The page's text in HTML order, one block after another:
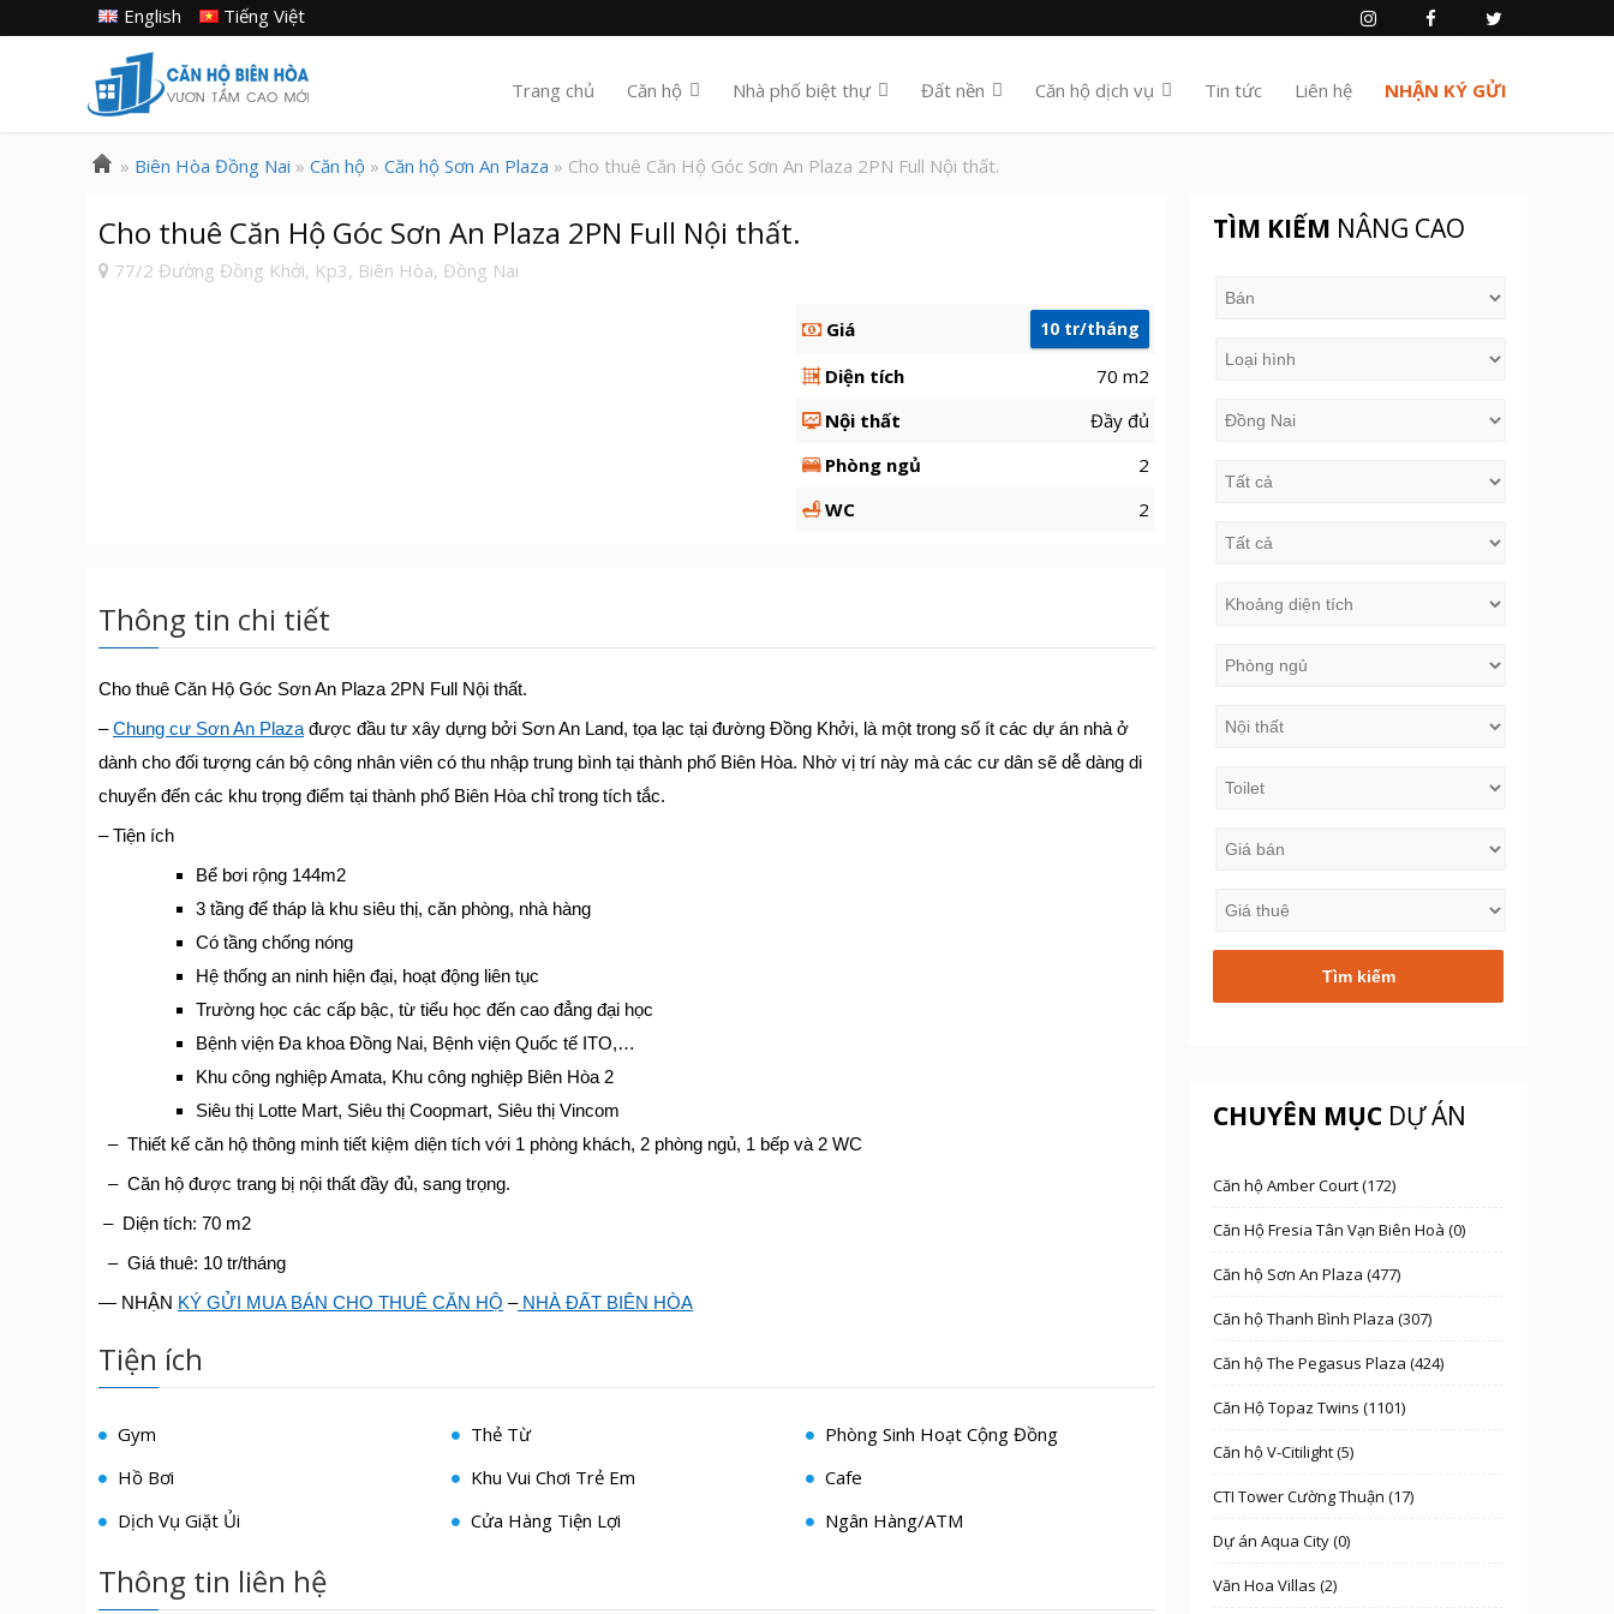
Tiếng Việt
English
Trang chủ Căn hộ Nhà phố biệt thự Đất nền Căn hộ dịch vụ Tin tức Liên hệ NHẬN KÝ GỬI
» Biên Hòa Đồng Nai » Căn hộ » Căn hộ Sơn An Plaza » Cho thuê Căn Hộ Góc Sơn An Plaza 2PN Full Nội thất.
Cho thuê Căn Hộ Góc Sơn An Plaza 2PN Full Nội thất.
77/2 Đường Đồng Khởi, Kp3, Biên Hòa, Đồng Nai
Giá 10 tr/tháng
Diện tích
70 m2
Nội thất
Đầy đủ
Phòng ngủ
2
WC
2
Thông tin chi tiết
Cho thuê Căn Hộ Góc Sơn An Plaza 2PN Full Nội thất.
–Chung cư Sơn An Plaza được đầu tư xây dựng bởi Sơn An Land, tọa lạc tại đường Đồng Khởi, là một trong số ít các dự án nhà ở
dành cho đối tượng cán bộ công nhân viên có thu nhập trung bình tại thành phố Biên Hòa. Nhờ vị trí này mà các cư dân sẽ dễ dàng di
chuyển đến các khu trọng điểm tại thành phố Biên Hòa chỉ trong tích tắc.
– Tiện ích
Bể bơi rộng 144m2
3 tầng đế tháp là khu siêu thị, căn phòng, nhà hàng
Có tầng chống nóng
Hệ thống an ninh hiện đại, hoạt động liên tục
Trường học các cấp bậc, từ tiểu học đến cao đẳng đại học
Bệnh viện Đa khoa Đồng Nai, Bệnh viện Quốc tế ITO,…
Khu công nghiệp Amata, Khu công nghiệp Biên Hòa 2
Siêu thị Lotte Mart, Siêu thị Coopmart, Siêu thị Vincom
– Thiết kế căn hộ thông minh tiết kiệm diện tích với 1 phòng khách, 2 phòng ngủ, 1 bếp và 2 WC
– Căn hộ được trang bị nội thất đầy đủ, sang trọng.
– Diện tích: 70 m2
– Giá thuê: 10 tr/tháng
— NHẬN KÝ GỬI MUA BÁN CHO THUÊ CĂN HỘ –NHÀ ĐẤT BIÊN HÒA
Tiện ích
Gym Thẻ Từ
Phòng Sinh Hoạt Cộng Đồng
Hồ Bơi
Khu Vui Chơi Trẻ Em
Cafe
Dịch Vụ Giặt Ủi
Cửa Hàng Tiện Lợi Ngân Hàng/ATM
Thông tin liên hệ
TÌM KIẾM NÂNG CAO
CHUYÊN MỤC DỰ ÁN
Căn hộ Amber Court (172)
Căn Hộ Fresia Tân Vạn Biên Hoà (0)
Căn hộ Sơn An Plaza (477)
Căn hộ Thanh Bình Plaza (307)
Căn hộ The Pegasus Plaza (424)
Căn Hộ Topaz Twins (1101)
Căn hộ V-Citilight (5)
CTI Tower Cường Thuận (17)
Dự án Aqua City (0)
Văn Hoa Villas (2)